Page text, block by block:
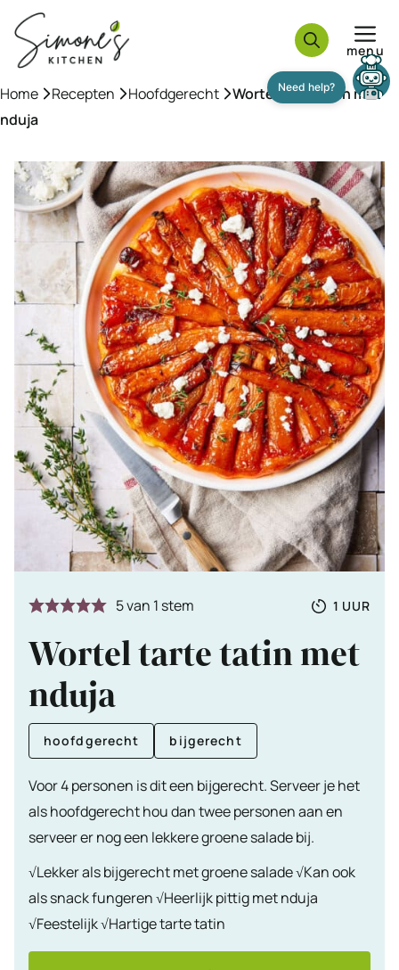
naar
inhoud
menu
Home »Recepten »Hoofdgerecht »Wortel tarte tatin met
nduja
5van 1 stem
Totale
1 UUR
UUR
Wortel tarte tatin met
nduja
hoofdgerecht bijgerecht
Voor 4 personen is dit een bijgerecht. Serveer je het
als hoofdgerecht hou dan twee personen aan en
serveer er nog een lekkere groene salade bij.
√Lekker als bijgerecht met groene salade √Kan ook
als snack fungeren √Heerlijk pittig met nduja
√Feestelijk √Hartige tarte tatin